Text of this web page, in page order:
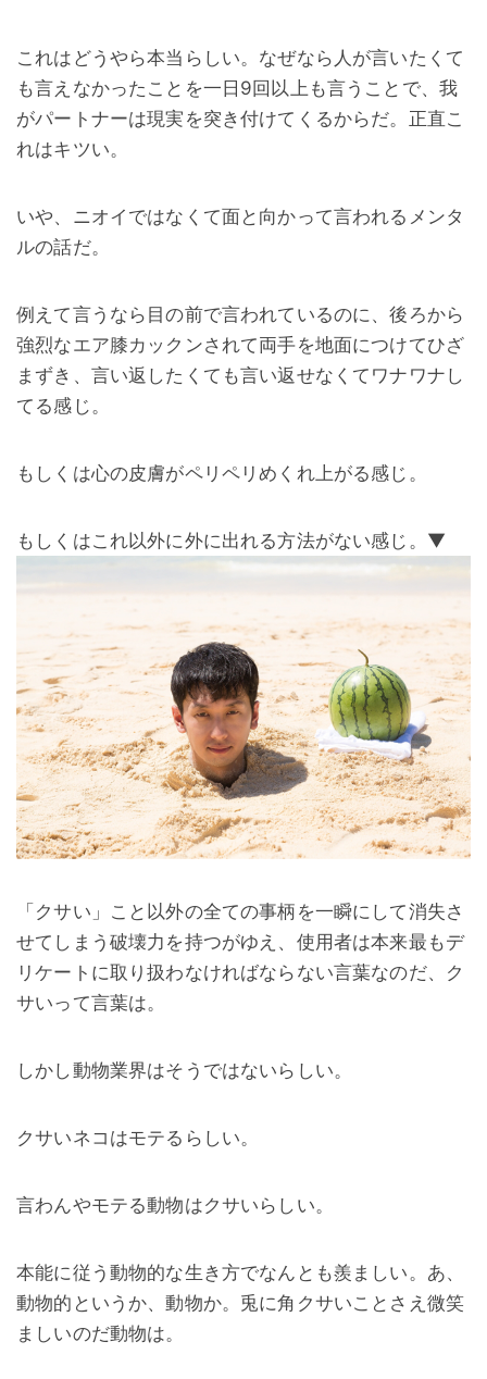
これはどうやら本当らしい。なぜなら人が言いたくて
も言えなかったことを一日9回以上も言うことで、我
がパートナーは現実を突き付けてくるからだ。正直こ
れはキツい。
いや、ニオイではなくて面と向かって言われるメンタ
ルの話だ。
例えて言うなら目の前で言われているのに、後ろから
強烈なエア膝カックンされて両手を地面につけてひざ
まずき、言い返したくても言い返せなくてワナワナし
てる感じ。
もしくは心の皮膚がペリペリめくれ上がる感じ。
もしくはこれ以外に外に出れる方法がない感じ。▼
「クサい」こと以外の全ての事柄を一瞬にして消失さ
せてしまう破壊力を持つがゆえ、使用者は本来最もデ
リケートに取り扱わなければならない言葉なのだ、ク
サいって言葉は。
しかし動物業界はそうではないらしい。
クサいネコはモテるらしい。
言わんやモテる動物はクサいらしい。
本能に従う動物的な生き方でなんとも羨ましい。あ、
動物的というか、動物か。兎に角クサいことさえ微笑
ましいのだ動物は。